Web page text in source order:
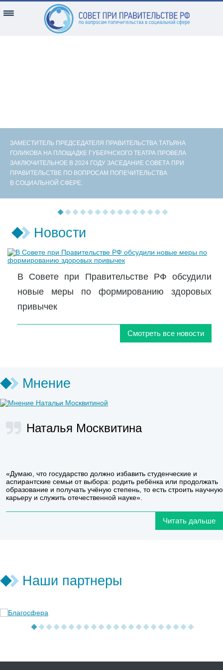
ЗАМЕСТИТЕЛЬ ПРЕДСЕДАТЕЛЯ ПРАВИТЕЛЬСТВА ТАТЬЯНА
ГОЛИКОВА НА ПЛОЩАДКЕ ГУБЕРНСКОГО ТЕАТРА ПРОВЕЛА
ЗАКЛЮЧИТЕЛЬНОЕ В 2024 ГОДУ ЗАСЕДАНИЕ СОВЕТА ПРИ
ПРАВИТЕЛЬСТВЕ ПО ВОПРОСАМ ПОПЕЧИТЕЛЬСТВА
В СОЦИАЛЬНОЙ СФЕРЕ.
Новости
В Совете при Правительстве РФ обсудили
новые меры по формированию здоровых
привычек
Смотреть все новости
Мнение
Наталья Москвитина
«Думаю, что государство должно избавить студенческие и
аспирантские семьи от выбора: родить ребёнка или продолжать
образование и получать учёную степень, то есть строить научную
карьеру и служить отечественной науке».
Читать дальше
Наши партнеры